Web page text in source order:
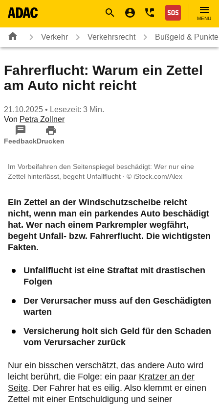
Nothilfe
MENÜ
Verkehr Verkehrsrecht Bußgeld & Punkte
Fahrerflucht: Warum ein Zettel
am Auto nicht reicht
21.10.2025 • Lesezeit: 3 Min.
Von Petra Zollner
FeedbackDrucken
Im Vorbeifahren den Seitenspiegel beschädigt: Wer nur eine
Zettel hinterlässt, begeht Unfallflucht
© iStock.com/Alex
Ein Zettel an der Windschutzscheibe reicht
nicht, wenn man ein parkendes Auto beschädigt
hat. Wer nach einem Parkrempler wegfährt,
begeht Unfall- bzw. Fahrerflucht. Die wichtigsten
Fakten.
Unfallflucht ist eine Straftat mit drastischen
Folgen
Der Verursacher muss auf den Geschädigten
warten
Versicherung holt sich Geld für den Schaden
vom Verursacher zurück
Nur ein bisschen verschätzt, das andere Auto wird
leicht berührt, die Folge: ein paar Kratzer an der
Seite. Der Fahrer hat es eilig. Also klemmt er einen
Zettel mit einer Entschuldigung und seiner